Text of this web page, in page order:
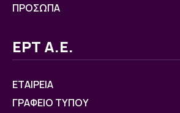
ΠΡΟΣΩΠΑ
ΕΡΤ Α.Ε.
ΕΤΑΙΡΕΙΑ
ΓΡΑΦΕΙΟ ΤΥΠΟΥ